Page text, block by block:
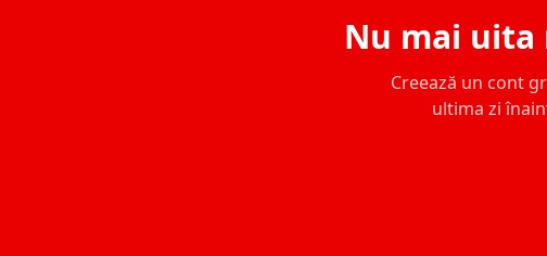
Nu mai uita
Creează un cont
ultima zi